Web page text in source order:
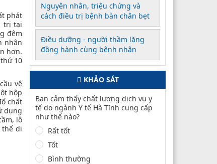
phát
trị tại
đêm
nhân
hơn.
10
vệ
hộp
chất
dụng
lỗ
thể di
Nguyên nhân, triệu chứng và
cách điều trị bệnh bàn chân bẹt
Điều dưỡng - người thầm lặng
đồng hành cùng bệnh nhân
KHẢO SÁT
Bạn cảm thấy chất lượng dịch vụ y
tế do ngành Y tế Hà Tĩnh cung cấp
như thế nào?
Rất tốt
Tốt
Bình thường